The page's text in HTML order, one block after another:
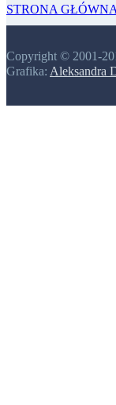
STRONA GŁÓWNA
Copyright © 2001-
Grafika: Aleksandra